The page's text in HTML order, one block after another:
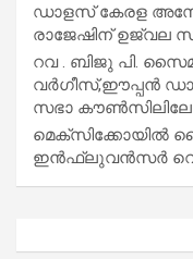
ഡാളസ് കേരള
രാജേഷിന് ഉജ്വല
റവ . ബിജു പി.
വർഗീസ്,ഈപ്പൻ
സഭാ
മെക്സിക്കോയിൽ
ഇൻഫ്ലുവൻസർ